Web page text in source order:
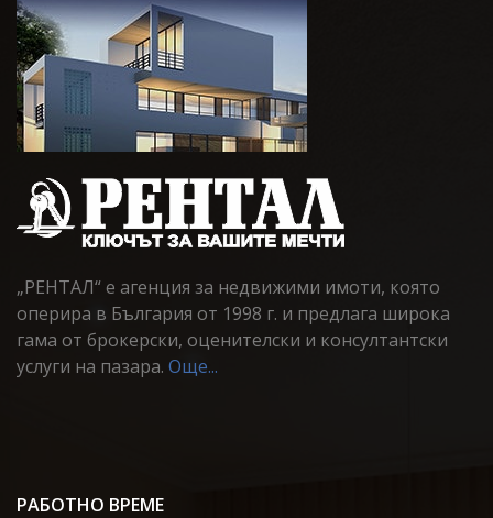
„РЕНТАЛ“ е агенция за недвижими имоти, която
оперира в България от 1998 г. и предлага широка
гама от брокерски, оценителски и консултантски
услуги на пазара. Още...
РАБОТНО ВРЕМЕ